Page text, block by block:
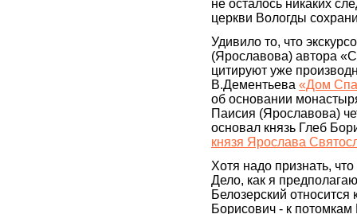
не осталось никаких
церкви Вологды
Удивило то, что
(Ярославова) автора
цитируют уже
В.Дементьева «Дом
об основании
Паисия (Ярославова)
основал князь Глеб
князя Ярослава
Хотя надо признать,
Дело, как я
Белозерский
Борисович - к